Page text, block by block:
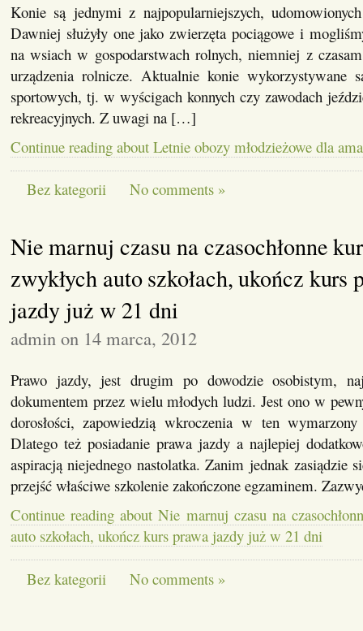
Konie są jednymi z najpopularniejszych,
Dawniej służyły one jako zwierzęta pociągowe i
na wsiach w gospodarstwach rolnych, niemniej z
urządzenia rolnicze. Aktualnie konie wykorzystywane
sportowych, tj. w wyścigach konnych czy zawodach
rekreacyjnych. Z uwagi na […]
Continue reading about Letnie obozy młodzieżowe dla
Bez kategorii No comments »
Nie marnuj czasu na czasochłonne
zwykłych auto szkołach, ukończ kurs
jazdy już w 21 dni
admin on 14 marca, 2012
Prawo jazdy, jest drugim po dowodzie osobistym,
dokumentem przez wielu młodych ludzi. Jest ono w
dorosłości, zapowiedzią wkroczenia w ten wymarzony
Dlatego też posiadanie prawa jazdy a najlepiej
aspiracją niejednego nastolatka. Zanim jednak zasiądzie
przejść właściwe szkolenie zakończone egzaminem.
Continue reading about Nie marnuj czasu na
auto szkołach, ukończ kurs prawa jazdy już w 21 dni
Bez kategorii No comments »